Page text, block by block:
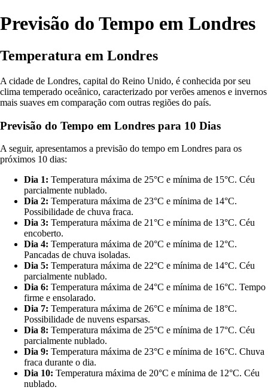
Previsão do Tempo em Londres
Temperatura em Londres
A cidade de Londres, capital do Reino Unido, é conhecida por seu
clima temperado oceânico, caracterizado por verões amenos e invernos
mais suaves em comparação com outras regiões do país.
Previsão do Tempo em Londres para 10 Dias
A seguir, apresentamos a previsão do tempo em Londres para os
próximos 10 dias:
Dia 1: Temperatura máxima de 25°C e mínima de 15°C. Céu
parcialmente nublado.
Dia 2: Temperatura máxima de 23°C e mínima de 14°C.
Possibilidade de chuva fraca.
Dia 3: Temperatura máxima de 21°C e mínima de 13°C. Céu
encoberto.
Dia 4: Temperatura máxima de 20°C e mínima de 12°C.
Pancadas de chuva isoladas.
Dia 5: Temperatura máxima de 22°C e mínima de 14°C. Céu
parcialmente nublado.
Dia 6: Temperatura máxima de 24°C e mínima de 16°C. Tempo
firme e ensolarado.
Dia 7: Temperatura máxima de 26°C e mínima de 18°C.
Possibilidade de nuvens esparsas.
Dia 8: Temperatura máxima de 25°C e mínima de 17°C. Céu
parcialmente nublado.
Dia 9: Temperatura máxima de 23°C e mínima de 16°C. Chuva
fraca durante o dia.
Dia 10: Temperatura máxima de 20°C e mínima de 12°C. Céu
nublado.